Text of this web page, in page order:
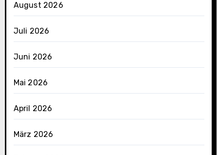
August 2026
Juli 2026
Juni 2026
Mai 2026
April 2026
März 2026